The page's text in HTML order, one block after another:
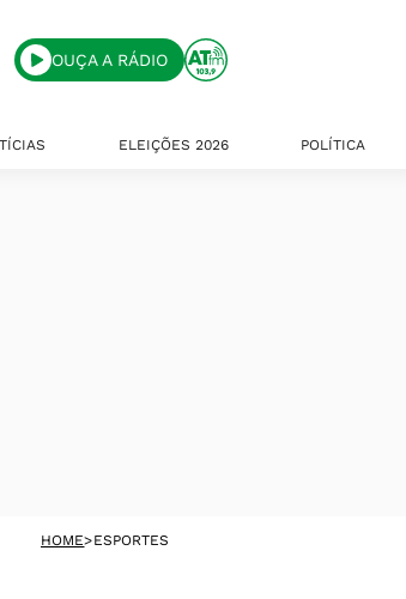
OUÇA A RÁDIO
ELEIÇÕES 2026 POLÍTICA
HOME>ESPORTES